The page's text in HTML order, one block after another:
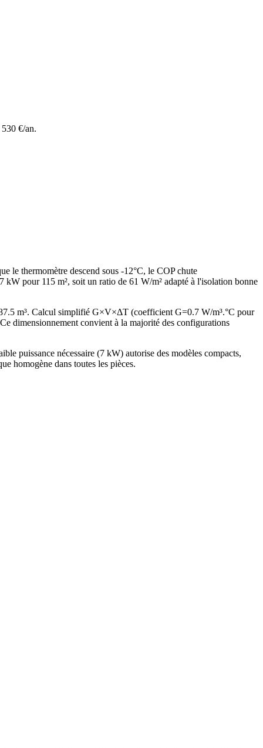
€/an.
le thermomètre descend sous -12°C, le COP chute
pour 115 m², soit un ratio de 61 W/m² adapté à l'isolation bonne
m³. Calcul simplifié G×V×ΔT (coefficient G=0.7 W/m³.°C pour
dimensionnement convient à la majorité des configurations
puissance nécessaire (7 kW) autorise des modèles compacts,
homogène dans toutes les pièces.